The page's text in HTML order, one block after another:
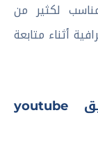
لكثير من
أثناء متابعة
إضافات التحديث الاخير لتطبيق youtube